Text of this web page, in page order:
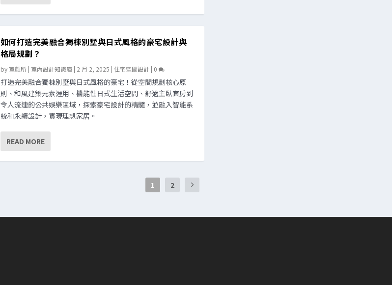
如何打造完美融合獨棟別墅與日式風格的豪宅設計與
格局規劃？
by 室顏所 | 室內設計知識庫| 2 月 2, 2025 | 住宅空間設計| 0
打造完美融合獨棟別墅與日式風格的豪宅！從空間規劃核心原
則、和風建築元素運用、機能性日式生活空間、舒適主臥套房到
令人流連的公共娛樂區域，探索豪宅設計的精髓，並融入智能系
統和永續設計，實現理想家居。
READ MORE
1 2